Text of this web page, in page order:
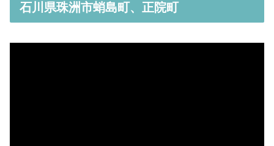
石川県珠洲市蛸島町、正院町